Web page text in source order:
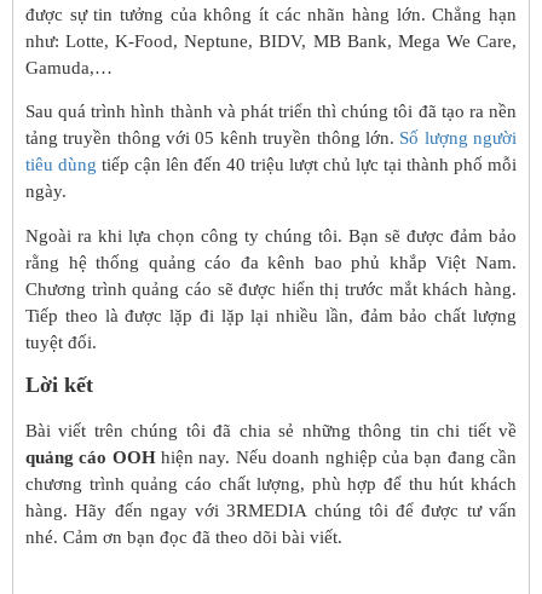
được sự tin tưởng của không ít các nhãn hàng lớn. Chẳng hạn
như: Lotte, K-Food, Neptune, BIDV, MB Bank, Mega We Care,
Gamuda,…
Sau quá trình hình thành và phát triển thì chúng tôi đã tạo ra nền
tảng truyền thông với 05 kênh truyền thông lớn. Số lượng người
tiêu dùng tiếp cận lên đến 40 triệu lượt chủ lực tại thành phố mỗi
ngày.
Ngoài ra khi lựa chọn công ty chúng tôi. Bạn sẽ được đảm bảo
rằng hệ thống quảng cáo đa kênh bao phủ khắp Việt Nam.
Chương trình quảng cáo sẽ được hiển thị trước mắt khách hàng.
Tiếp theo là được lặp đi lặp lại nhiều lần, đảm bảo chất lượng
tuyệt đối.
Lời kết
Bài viết trên chúng tôi đã chia sẻ những thông tin chi tiết về
quảng cáo OOHhiện nay. Nếu doanh nghiệp của bạn đang cần
chương trình quảng cáo chất lượng, phù hợp để thu hút khách
hàng. Hãy đến ngay với 3RMEDIA chúng tôi để được tư vấn
nhé. Cảm ơn bạn đọc đã theo dõi bài viết.